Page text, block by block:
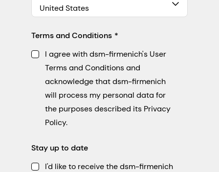
United States
Terms and Conditions
I agree with dsm-firmenich's User
Terms and Conditions and
acknowledge that dsm-firmenich
will process my personal data for
the purposes described its Privacy
Policy.
Stay up to date
I'd like to receive the dsm-firmenich